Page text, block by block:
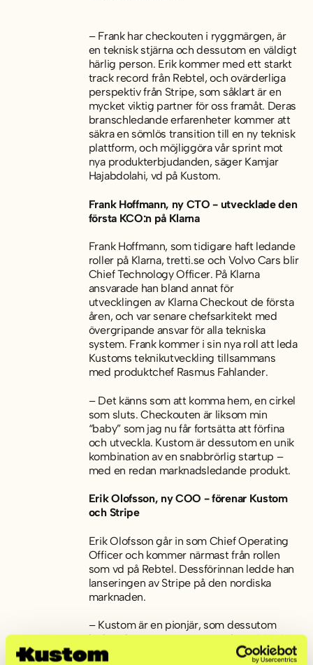
– Frank har checkouten i ryggmärgen, är
en teknisk stjärna och dessutom en väldigt
härlig person. Erik kommer med ett starkt
track record från Rebtel, och ovärderliga
perspektiv från Stripe, som såklart är en
mycket viktig partner för oss framåt. Deras
branschledande erfarenheter kommer att
säkra en sömlös transition till en ny teknisk
plattform, och möjliggöra vår sprint mot
nya produkterbjudanden, säger Kamjar
Hajabdolahi, vd på Kustom.
Frank Hoffmann, ny CTO - utvecklade den
första KCO:n på Klarna
Frank Hoffmann, som tidigare haft ledande
roller på Klarna, tretti.se och Volvo Cars blir
Chief Technology Officer. På Klarna
ansvarade han bland annat för
utvecklingen av Klarna Checkout de första
åren, och var senare chefsarkitekt med
övergripande ansvar för alla tekniska
system. Frank kommer i sin nya roll att leda
Kustoms teknikutveckling tillsammans
med produktchef Rasmus Fahlander.
– Det känns som att komma hem, en cirkel
som sluts. Checkouten är liksom min
“baby” som jag nu får fortsätta att förfina
och utveckla. Kustom är dessutom en unik
kombination av en snabbrörlig startup –
med en redan marknadsledande produkt.
Erik Olofsson, ny COO - förenar Kustom
och Stripe
Erik Olofsson går in som Chief Operating
Officer och kommer närmast från rollen
som vd på Rebtel. Dessförinnan ledde han
lanseringen av Stripe på den nordiska
marknaden.
– Kustom är en pionjär, som dessutom
lyckats bygga en enormt stark position i
Norden. Samtidigt ser jag fram emot att